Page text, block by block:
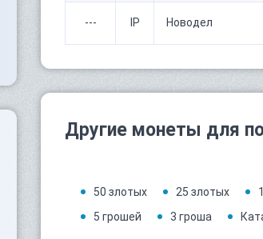
--- IP Новодел
Другие монеты для
50 злотых 25 злотых
5 грошей
3 гроша